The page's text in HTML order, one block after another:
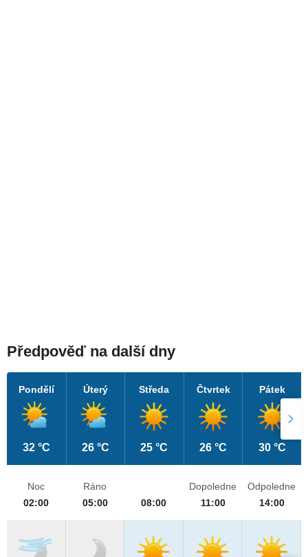
Předpověď na další dny
Pondělí
32 °C
Úterý
26 °C
Středa
25 °C
Čtvrtek
26 °C
Pátek
30 °C
Noc
02:00
Ráno
05:00
08:00
Dopoledne
11:00
Odpoledne
14:00